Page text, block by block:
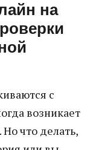
на
с
возникает
что делать,